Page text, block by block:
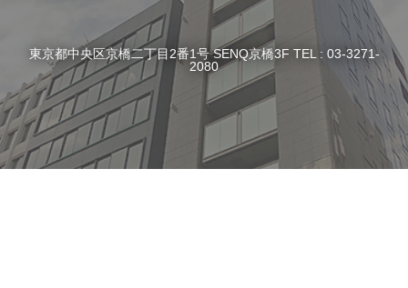
東京都中央区京橋二丁目2番1号 SENQ京橋3F TEL : 03-3271-
2080